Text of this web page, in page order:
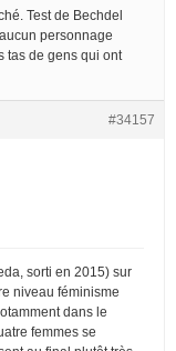
Test de Bechdel
personnage
tas de gens qui ont
#34157
sorti en 2015) sur
niveau féminisme
dans le
femmes se